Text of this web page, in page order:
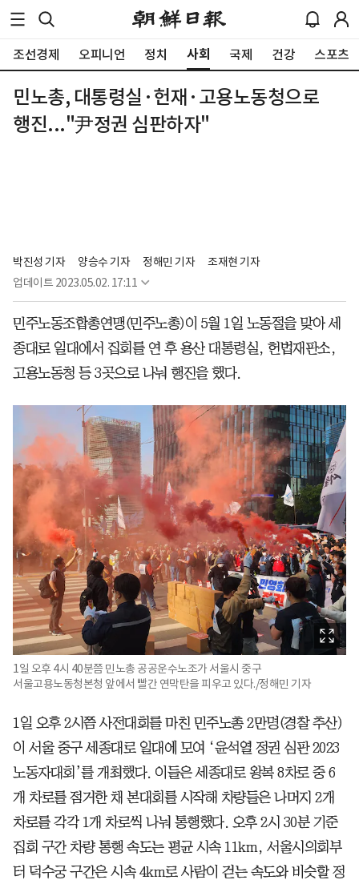
조선경제 오피니언 정치 사회 국제 건강 스포츠
민노총, 대통령실·헌재·고용노동청으로
행진..."尹정권 심판하자"
박진성 기자 양승수 기자 정해민 기자
조재현 기자
업데이트 2023.05.02. 17:11
민주노동조합총연맹(민주노총)이 5월 1일 노동절을 맞아 세
종대로 일대에서 집회를 연 후 용산 대통령실, 헌법재판소,
고용노동청 등 3곳으로 나눠 행진을 했다.
1일 오후 4시 40분쯤 민노총 공공운수노조가 서울시 중구
서울고용노동청본청 앞에서 빨간 연막탄을 피우고 있다./정해민 기자
1일 오후 2시쯤 사전대회를 마친 민주노총 2만명(경찰 추산)
이 서울 중구 세종대로 일대에 모여 ‘윤석열 정권 심판 2023
노동자대회’를 개최했다. 이들은 세종대로 왕복 8차로 중 6
개 차로를 점거한 채 본대회를 시작해 차량들은 나머지 2개
차로를 각각 1개 차로씩 나눠 통행했다. 오후 2시 30분 기준
집회 구간 차량 통행 속도는 평균 시속 11km, 서울시의회부
터 덕수궁 구간은 시속 4km로 사람이 걷는 속도와 비슷할 정